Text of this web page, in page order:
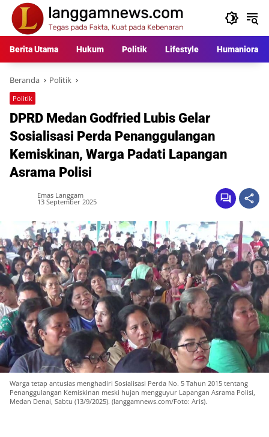
Langsung
konten
Berita Utama Hukum Politik Lifestyle Humaniora
Beranda Politik
Politik
DPRD Medan Godfried Lubis Gelar
Sosialisasi Perda Penanggulangan
Kemiskinan, Warga Padati Lapangan
Asrama Polisi
Emas Langgam
13 September 2025
Warga tetap antusias menghadiri Sosialisasi Perda No. 5 Tahun 2015 tentang
Penanggulangan Kemiskinan meski hujan mengguyur Lapangan Asrama Polisi,
Medan Denai, Sabtu (13/9/2025). (langgamnews.com/Foto: Aris).